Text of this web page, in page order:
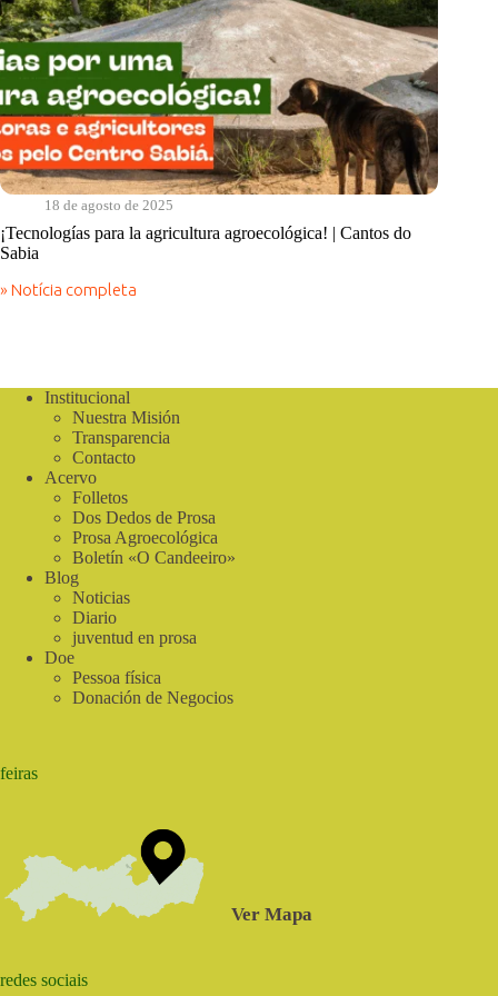
18 de agosto de 2025
¡Tecnologías para la agricultura agroecológica! | Cantos do
Sabia
» Notícia completa
¡Tecnologías
|
Institucional
Nuestra Misión
Transparencia
Contacto
Acervo
Folletos
Dos Dedos de Prosa
Prosa Agroecológica
Boletín «O Candeeiro»
Blog
Noticias
Diario
juventud en prosa
Doe
Pessoa física
Donación de Negocios
feiras
Ver Mapa
redes sociais